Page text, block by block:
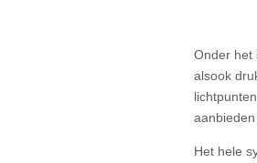
Onder het
alsook
Het hele